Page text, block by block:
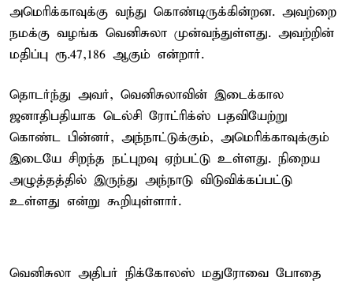
அமெரிக்காவுக்கு வந்து கொண்டிருக்கின்றன. அவற்றை
நமக்கு வழங்க வெனிசுலா முன்வந்துள்ளது. அவற்றின்
மதிப்பு ரூ.47,186 ஆகும் என்றார்.
தொடர்ந்து அவர், வெனிசுலாவின் இடைக்கால
ஜனாதிபதியாக டெல்சி ரோட்ரிக்ஸ் பதவியேற்று
கொண்ட பின்னர், அந்நாட்டுக்கும், அமெரிக்காவுக்கும்
இடையே சிறந்த நட்புறவு ஏற்பட்டு உள்ளது. நிறைய
அழுத்தத்தில் இருந்து அந்நாடு விடுவிக்கப்பட்டு
உள்ளது என்று கூறியுள்ளார்.
வெனிசுலா அதிபர் நிக்கோலஸ் மதுரோவை போதை